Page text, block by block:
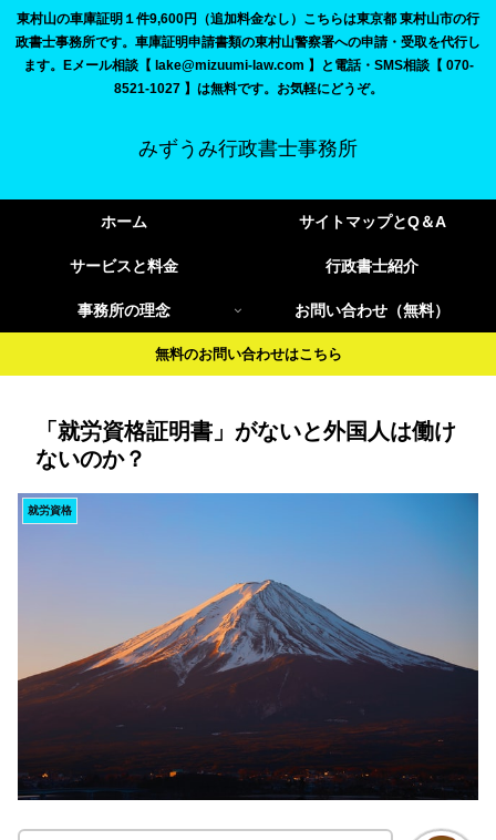
東村山の車庫証明１件9,600円（追加料金なし）こちらは東京都 東村山市の行
政書士事務所です。車庫証明申請書類の東村山警察署への申請・受取を代行し
ます。Eメール相談【 lake@mizuumi-law.com 】と電話・SMS相談【 070-
8521-1027 】は無料です。お気軽にどうぞ。
みずうみ行政書士事務所
ホーム サイトマップとQ＆A
サービスと料金 行政書士紹介
事務所の理念 お問い合わせ（無料）
無料のお問い合わせはこちら
「就労資格証明書」がないと外国人は働け
ないのか？
就労資格